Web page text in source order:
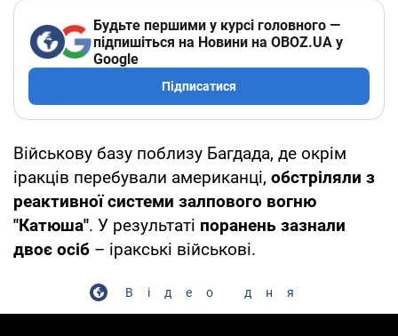
Будьте першими у курсі головного —
підпишіться на Новини на OBOZ.UA у
Google
Підписатися
Військову базу поблизу Багдада, де окрім
іракців перебували американці, обстріляли з
реактивної системи залпового вогню
"Катюша". У результаті поранень зазнали
двоє осіб – іракські військові.
Відео дня